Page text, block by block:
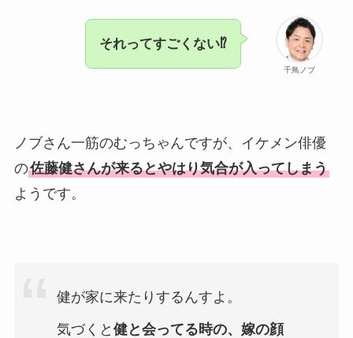
千鳥ノブ
それってすごくない⁉
ノブさん一筋のむっちゃんですが、イケメン俳優
の佐藤健さんが来るとやはり気合が入ってしまう
ようです。
健が家に来たりするんすよ。
気づくと 健と会ってる時の、嫁の顔